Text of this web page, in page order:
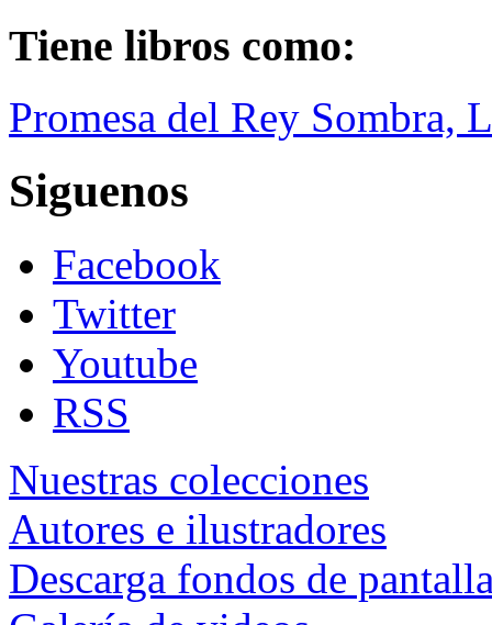
Tiene libros como:
Promesa del Rey Sombra,
Siguenos
Facebook
Twitter
Youtube
RSS
Nuestras colecciones
Autores e ilustradores
Descarga fondos de